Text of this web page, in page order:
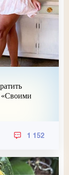
1 152